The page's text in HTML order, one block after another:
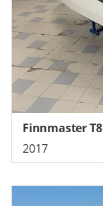
Finnmaster T8
2017